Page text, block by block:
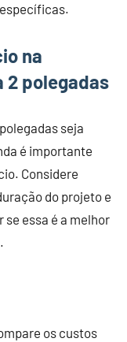
na
2 polegadas
seja
é importante
Considere
do projeto e
essa é a melhor
os custos